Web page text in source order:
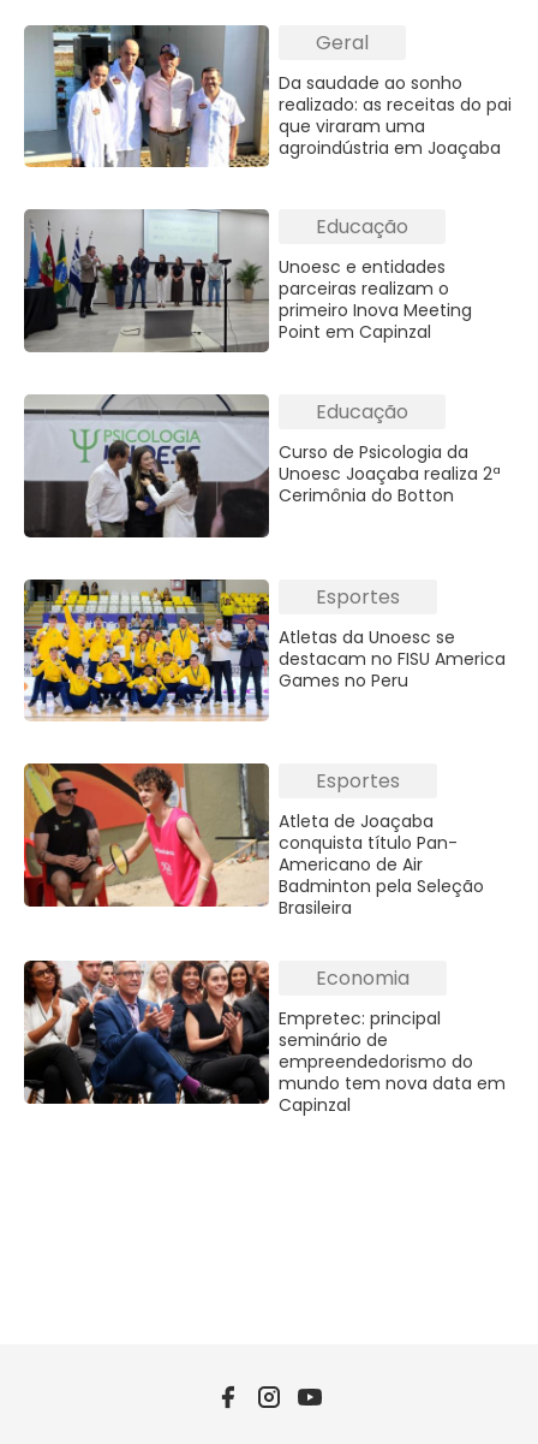
Geral
Da saudade ao sonho
realizado: as receitas do pai
que viraram uma
agroindústria em Joaçaba
Educação
Unoesc e entidades
parceiras realizam o
primeiro Inova Meeting
Point em Capinzal
Educação
Curso de Psicologia da
Unoesc Joaçaba realiza 2ª
Cerimônia do Botton
Esportes
Atletas da Unoesc se
destacam no FISU America
Games no Peru
Esportes
Atleta de Joaçaba
conquista título Pan-
Americano de Air
Badminton pela Seleção
Brasileira
Economia
Empretec: principal
seminário de
empreendedorismo do
mundo tem nova data em
Capinzal